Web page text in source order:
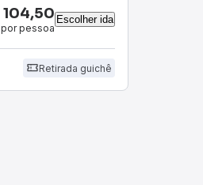
104,50
por pessoa
Escolher ida
Retirada guichê